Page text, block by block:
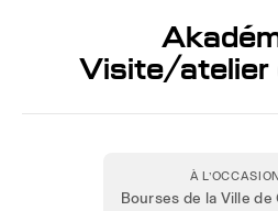
Visite/atelier
À
Bourses de la Ville